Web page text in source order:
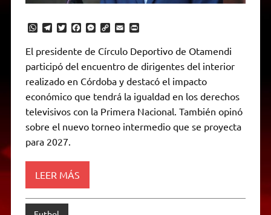
W
t
s
A
p
p
T
e
g
r
a
m
T
t
t
r
F
e
b
o
o
k
M
s
s
e
n
g
e
C
y
L
n
k
E
i
l
P
n
t
F
r
i
e
n
d
l
El presidente de Círculo Deportivo de Otamendi
participó del encuentro de dirigentes del interior
realizado en Córdoba y destacó el impacto
económico que tendrá la igualdad en los derechos
televisivos con la Primera Nacional. También opinó
sobre el nuevo torneo intermedio que se proyecta
para 2027.
LEER MÁS